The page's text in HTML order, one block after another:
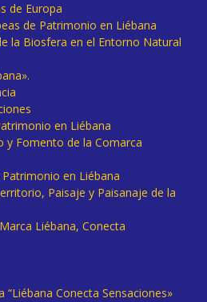
de Europa
de Patrimonio en Liébana
la Biosfera en el Entorno Natural
en Liébana
y Fomento de la Comarca
en Liébana
Paisaje y Paisanaje de la
Liébana, Conecta
“Liébana Conecta Sensaciones»